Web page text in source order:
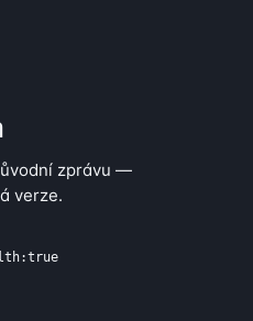
zprávu —
verze.